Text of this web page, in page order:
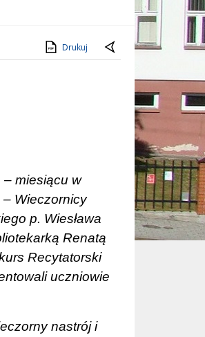
Drukuj
– miesiącu w
Wieczornicy
p. Wiesława
Renatą
Recytatorski
uczniowie
nastrój i